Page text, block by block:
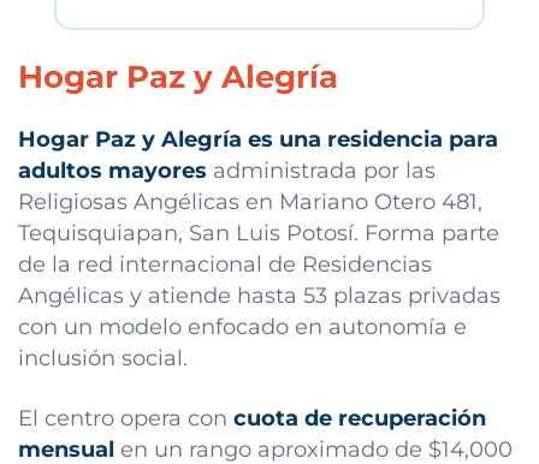
Hogar Paz y Alegría
Hogar Paz y Alegría es una residencia para
adultos mayores administrada por las
Religiosas Angélicas en Mariano Otero 481,
Tequisquiapan, San Luis Potosí. Forma parte
de la red internacional de Residencias
Angélicas y atiende hasta 53 plazas privadas
con un modelo enfocado en autonomía e
inclusión social.
El centro opera con cuota de recuperación
mensual en un rango aproximado de $14,000